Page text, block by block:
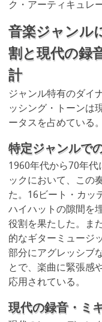
ク・アーティキュレ
音楽ジャンル
割と現代の録
計
ジャンル特有のダイ
ッシング・トーンは
ータスを占めている。
特定ジャンルで
1960年代から70年代
ックにおいて、この
た。16ビート・カッ
ハイハットの隙間を
役割を果たした。ま
的なギターミュージ
部分にアグレッシブ
とで、楽曲に緊張感
応用されている。
現代の録音・ミ